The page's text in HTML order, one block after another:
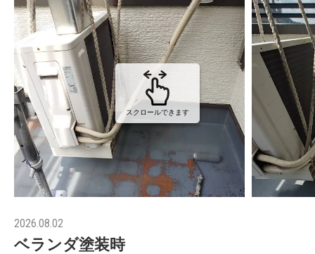
スクロールできます
2026.08.02
ベランダ塗装時